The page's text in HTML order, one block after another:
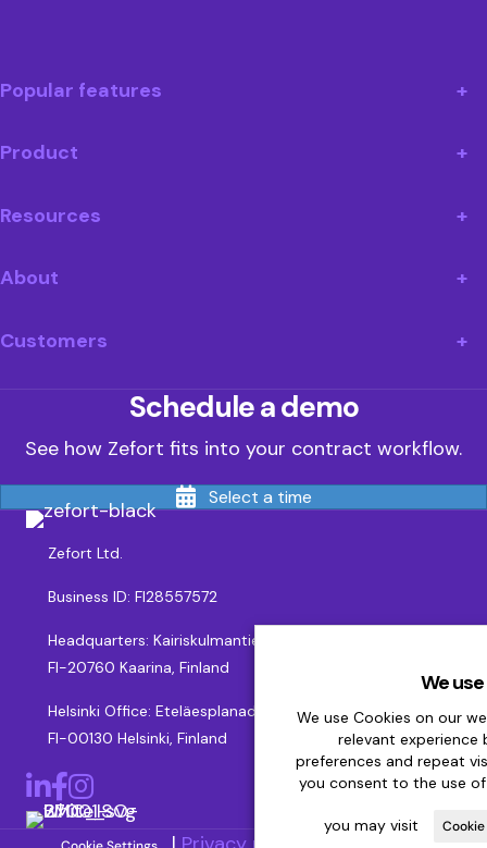
Popular features
Product
Resources
About
Customers
Schedule a demo
See how Zefort fits into your contract workflow.
Select a time
Zefort Ltd.
Business ID: FI28557572
Headquarters: Kairiskulmantie 12, 10th floor
FI-20760 Kaarina, Finland
Helsinki Office: Eteläesplanadi 2,
FI-00130 Helsinki, Finland
LinkedIn
Facebook
Instagram
We
We use Cookies on our
relevant experience
preferences and repeat
you consent to the use of
you may visit